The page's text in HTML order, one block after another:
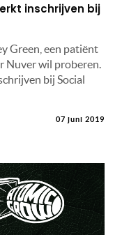
inschrijven bij
Green, een patiënt
Nuver wil proberen.
bij Social
07 juni 2019